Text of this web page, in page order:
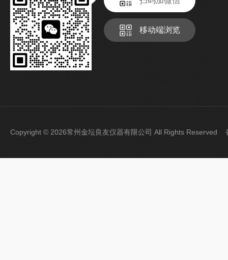
移动端浏览
Copyright © 2026常州金坛良友仪器有限公司 All Rights Reserved